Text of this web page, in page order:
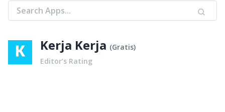
Kerja Kerja (Gratis)
Editor’s Rating